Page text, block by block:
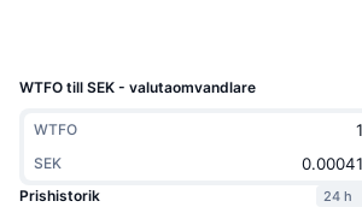
WTFO till SEK - valutaomvandlare
WTFO
SEK
Prishistorik
24 h